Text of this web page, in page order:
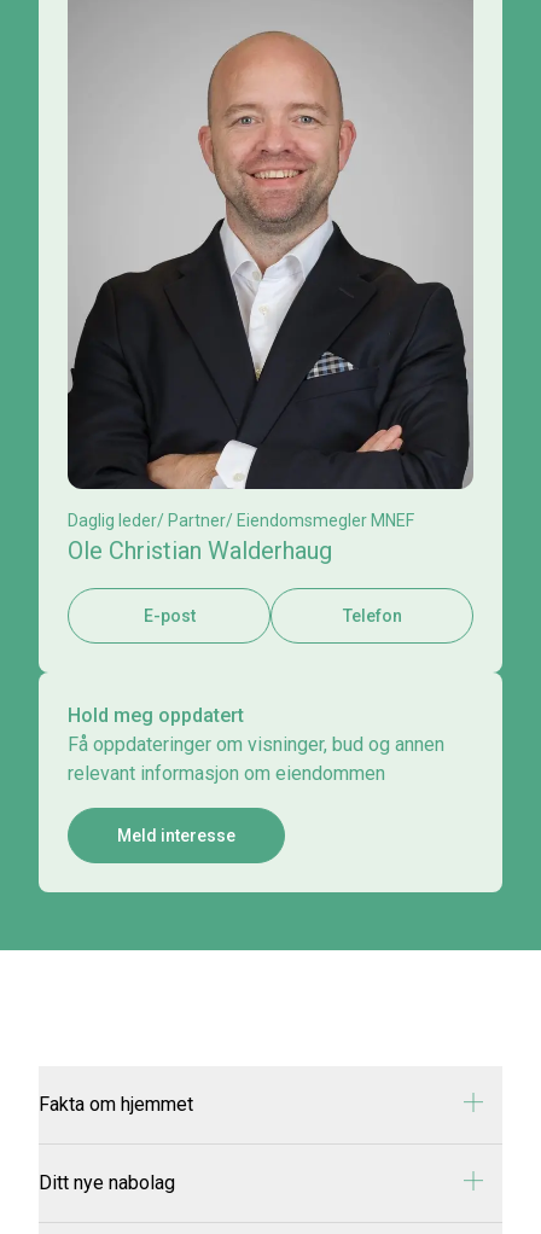
Daglig leder/ Partner/ Eiendomsmegler MNEF
Ole Christian Walderhaug
E-post Telefon
Hold meg oppdatert
Få oppdateringer om visninger, bud og annen
relevant informasjon om eiendommen
Meld interesse
Fakta om hjemmet
Adresse:
Veddevegen 38
Oppragsnummer:
Prisantydning:kr 3 690 000
Ditt nye nabolag